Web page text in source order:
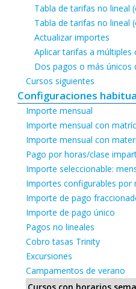
Tabla de tarifas no lineal
Tabla de tarifas no lineal
Actualizar importes
Aplicar tarifas a múltiples
Dos pagos o más únicos
Cursos siguientes
Configuraciones
Importe mensual
Importe mensual con
Importe mensual con
Pago por horas/clase
Importe seleccionable:
Importes configurables por
Importe de pago
Importe de pago único
Pagos no lineales
Cobro tasas Trinity
Excursiones
Campamentos de verano